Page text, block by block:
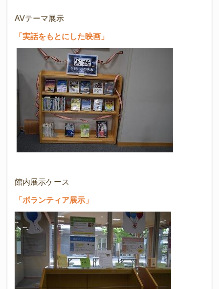
AVテーマ展示
「実話をもとにした映画」
館内展示ケース
「ボランティア展示」